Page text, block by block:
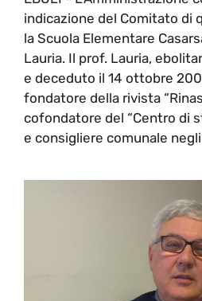
indicazione del Comitato di
la Scuola Elementare
Lauria. Il prof. Lauria,
e deceduto il 14 ottobre
fondatore della rivista
cofondatore del “Centro di
e consigliere comunale negli